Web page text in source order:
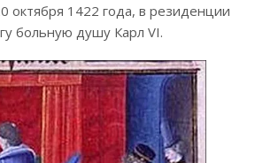
октября 1422 года, в резиденции
больную душу Карл VI.